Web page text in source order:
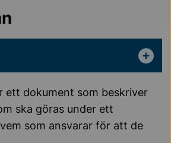
ett dokument som beskriver
ska göras under ett
som ansvarar för att de